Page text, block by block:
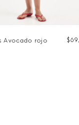
Avocado rojo $69